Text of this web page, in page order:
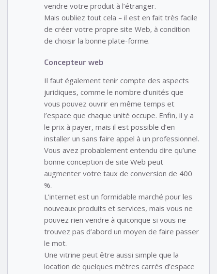
vendre votre produit à l’étranger.
Mais oubliez tout cela – il est en fait très facile
de créer votre propre site Web, à condition
de choisir la bonne plate-forme.
Concepteur web
Il faut également tenir compte des aspects
juridiques, comme le nombre d’unités que
vous pouvez ouvrir en même temps et
l’espace que chaque unité occupe. Enfin, il y a
le prix à payer, mais il est possible d’en
installer un sans faire appel à un professionnel.
Vous avez probablement entendu dire qu’une
bonne conception de site Web peut
augmenter votre taux de conversion de 400
%.
L’internet est un formidable marché pour les
nouveaux produits et services, mais vous ne
pouvez rien vendre à quiconque si vous ne
trouvez pas d’abord un moyen de faire passer
le mot.
Une vitrine peut être aussi simple que la
location de quelques mètres carrés d’espace